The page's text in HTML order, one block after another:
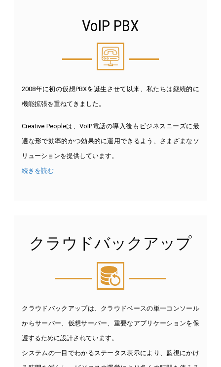
VoIP PBX
2008年に初の仮想PBXを誕生させて以来、私たちは継続的に
機能拡張を重ねてきました。
Creative Peopleは、VoIP電話の導入後もビジネスニーズに最
適な形で効率的かつ効果的に運用できるよう、さまざまなソ
リューションを提供しています。
続きを読む
クラウドバックアップ
クラウドバックアップは、クラウドベースの単一コンソール
からサーバー、仮想サーバー、重要なアプリケーションを保
護するために設計されています。
システムの一目でわかるステータス表示により、監視にかけ